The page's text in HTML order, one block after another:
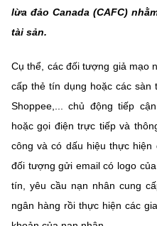
lừa đảo Canada (CAFC)
tài sản.
Cụ thể, các đối tượng giả mạo
cấp thẻ tín dụng hoặc các sàn
Shoppee,... chủ động tiếp
hoặc gọi điện trực tiếp và
công và có dấu hiệu thực hiện
đối tượng gửi email có logo
tín, yêu cầu nạn nhân cung
ngân hàng rồi thực hiện các